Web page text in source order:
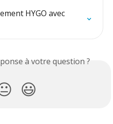
HYGO avec
à votre question ?
😃